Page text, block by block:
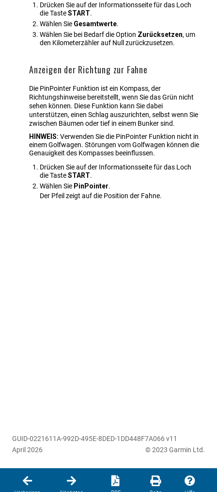
Drücken Sie auf der Informationsseite für das Loch
die TasteSTART.
Wählen Sie Gesamtwerte.
Wählen Sie bei Bedarf die Option Zurücksetzen, um
den Kilometerzähler auf Null zurückzusetzen.
Anzeigen der Richtung zur Fahne
Die PinPointer Funktion ist ein Kompass, der
Richtungshinweise bereitstellt, wenn Sie das Grün nicht
sehen können. Diese Funktion kann Sie dabei
unterstützen, einen Schlag auszurichten, selbst wenn Sie
zwischen Bäumen oder tief in einem Bunker sind.
HINWEIS: Verwenden Sie die PinPointer Funktion nicht in
einem Golfwagen. Störungen vom Golfwagen können die
Genauigkeit des Kompasses beeinflussen.
Drücken Sie auf der Informationsseite für das Loch
die TasteSTART.
Wählen Sie PinPointer.
Der Pfeil zeigt auf die Position der Fahne.
GUID-0221611A-992D-495E-8DED-1DD448F7A066 v11
April 2026
© 2023 Garmin Ltd.